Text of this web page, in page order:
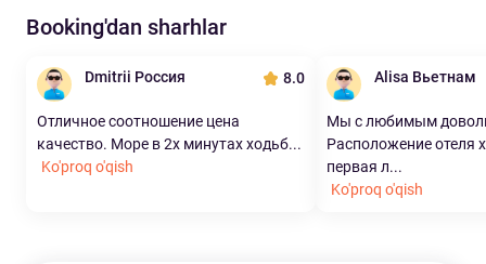
Booking'dan sharhlar
Dmitrii Россия 8.0
Отличное соотношение цена
качество. Море в 2х минутах ходьб...
Ko'proq o'qish
Alisa Вьетнам
Мы с любимым
Расположение отеля
первая л...
Ko'proq o'qish